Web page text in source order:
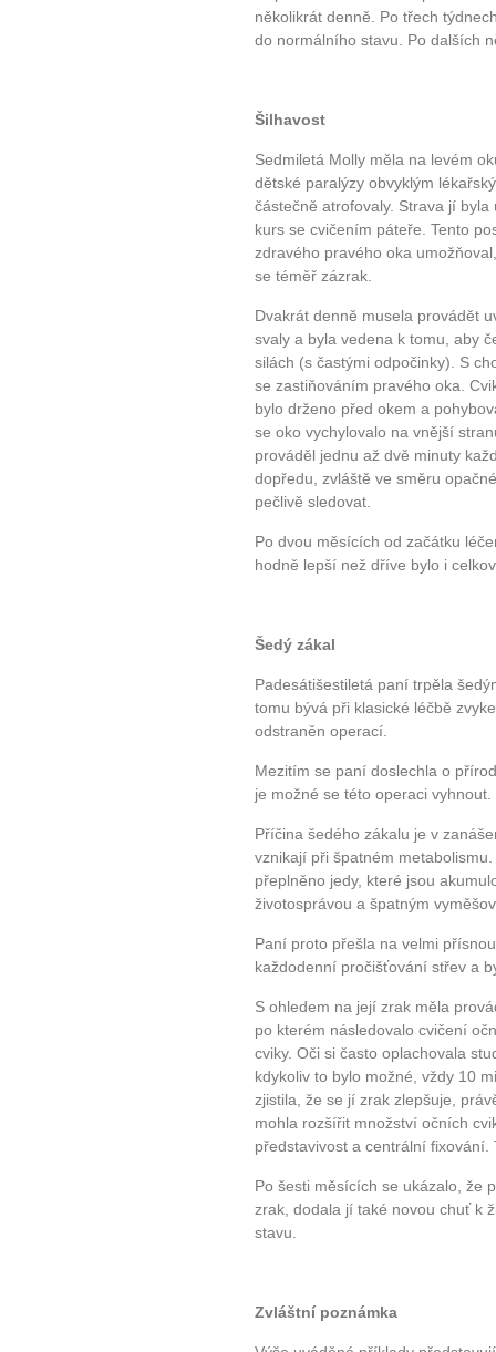
10 tipů
Máte pocit, že jste unaveni
Jak mít více energie
Jak vnést do života
Jak být šťastnější
několikrát denně. Po třech
do normálního stavu. Po dalších
Šilhavost
Sedmiletá Molly měla na levém
dětské paralýzy obvyklým
částečně atrofovaly. Strava jí
kurs se cvičením páteře. Tento
zdravého pravého oka
se téměř zázrak.
Dvakrát denně musela provádět
svaly a byla vedena k tomu, aby
silách (s častými odpočinky). S
se zastiňováním pravého oka.
bylo drženo před okem a
se oko vychylovalo na vnější
prováděl jednu až dvě minuty
dopředu, zvláště ve směru
pečlivě sledovat.
Po dvou měsících od začátku
hodně lepší než dříve bylo i
Šedý zákal
Padesátišestiletá paní trpěla
tomu bývá při klasické léčbě
odstraněn operací.
Mezitím se paní doslechla o
je možné se této operaci vyhnout.
Příčina šedého zákalu je v
vznikají při špatném
přeplněno jedy, které jsou
životosprávou a špatným
Paní proto přešla na velmi
každodenní pročišťování střev a
S ohledem na její zrak měla
po kterém následovalo cvičení
cviky. Oči si často oplachovala
kdykoliv to bylo možné, vždy 10
zjistila, že se jí zrak zlepšuje,
mohla rozšířit množství očních
představivost a centrální
Po šesti měsících se ukázalo, že
zrak, dodala jí také novou chuť k
stavu.
Zvláštní poznámka